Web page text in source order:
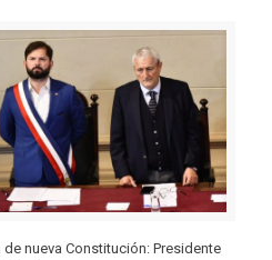
nueva Constitución: Presidente